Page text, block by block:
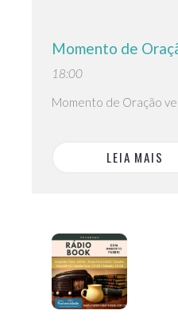
Momento de
18:00
Momento de Oração
LEIA MAIS